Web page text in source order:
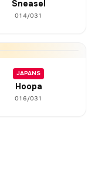
Sneasel
014/031
JAPANS
Hoopa
016/031